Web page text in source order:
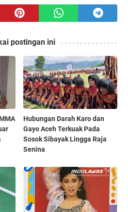
postingan ini
Hubungan Darah Karo dan
Gayo Aceh Terkuak Pada
Sosok Sibayak Lingga Raja
Senina